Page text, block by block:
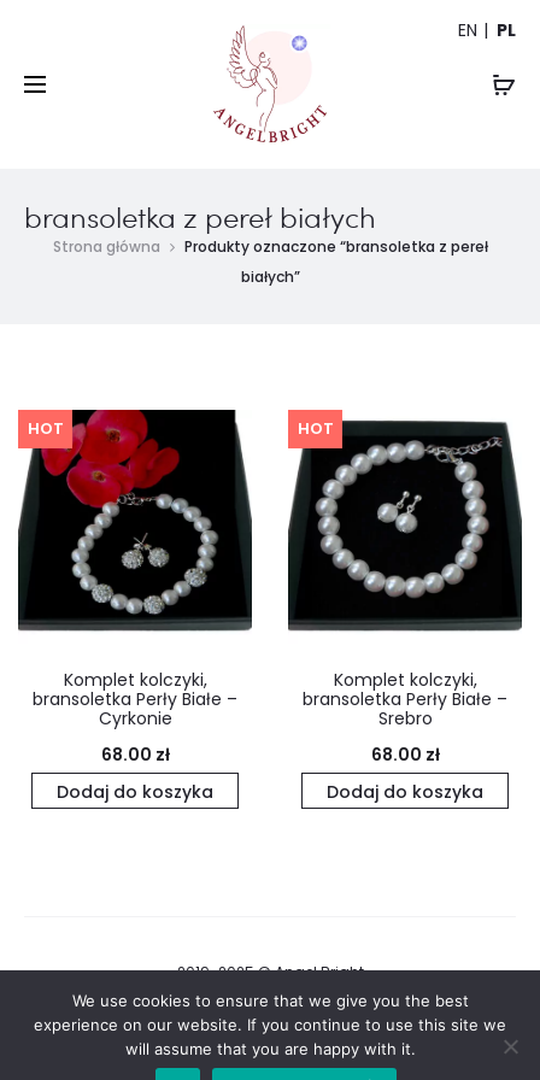
EN PL
bransoletka z pereł białych
Strona główna
Produkty oznaczone “bransoletka z pereł
białych”
HOT
Komplet kolczyki,
bransoletka Perły Białe –
Cyrkonie
68.00 zł
Dodaj do koszyka
HOT
Komplet kolczyki,
bransoletka Perły Białe –
Srebro
68.00 zł
Dodaj do koszyka
2019-2025 © Angel Bright
Regulamin i Polityka Prywatności
F
I
We use cookies to ensure that we give you the best
experience on our website. If you continue to use this site we
will assume that you are happy with it.